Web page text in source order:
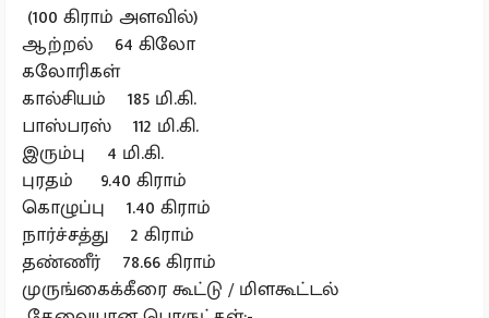
(100 கிராம் அளவில்)
ஆற்றல் 64 கிலோ
கலோரிகள்
கால்சியம் 185 மி.கி.
பாஸ்பரஸ் 112 மி.கி.
இரும்பு 4 மி.கி.
புரதம் 9.40 கிராம்
கொழுப்பு 1.40 கிராம்
நார்ச்சத்து 2 கிராம்
தண்ணீர் 78.66 கிராம்
முருங்கைக்கீரை கூட்டு / மிளகூட்டல்